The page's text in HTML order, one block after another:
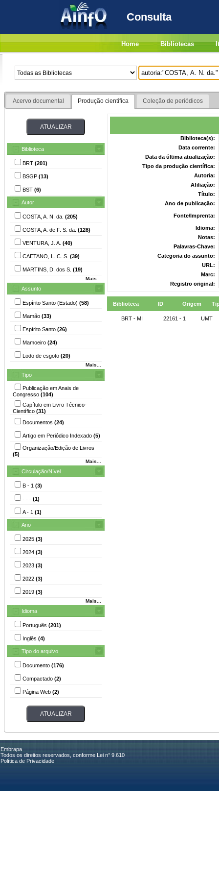
Consulta
Home Bibliotecas
Acervo documental Produção científica Coleção de periódicos
Biblioteca
BRT (201)
BSGP (13)
BST (6)
Autor
COSTA, A. N. da. (205)
COSTA, A. de F. S. da. (128)
VENTURA, J. A. (40)
CAETANO, L. C. S. (39)
MARTINS, D. dos S. (19)
Mais...
Assunto
Espírito Santo (Estado) (58)
Mamão (33)
Espírito Santo (26)
Mamoeiro (24)
Lodo de esgoto (20)
Mais...
Tipo
Publicação em Anais de
Congresso (104)
Capítulo em Livro Técnico-
Científico (31)
Documentos (24)
Artigo em Periódico Indexado (5)
Organização/Edição de Livros
(5)
Mais...
Circulação/Nível
B - 1 (3)
- - - (1)
A - 1 (1)
Ano
2025 (3)
2024 (3)
2023 (3)
2022 (3)
2019 (3)
Mais...
Idioma
Português (201)
Inglês (4)
Tipo do arquivo
Documento (176)
Compactado (2)
Página Web (2)
Biblioteca(s):
Data corrente:
Data da última atualização:
Tipo da produção científica:
Autoria:
Afiliação:
Título:
Ano de publicação:
Fonte/Imprenta:
Idioma:
Notas:
Palavras-Chave:
Categoria do assunto:
URL:
Marc:
Registro original:
Biblioteca ID Origem
BRT - MI 22161 - 1 UMT
Embrapa
Todos os direitos reservados, conforme Lei n° 9.610
Política de Privacidade